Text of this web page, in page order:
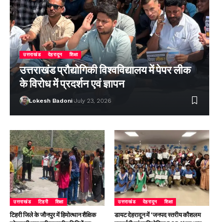
उत्तराखंड देहरादून शिक्षा
उत्तराखंड प्रौद्योगिकी विश्वविद्यालय में पेपर लीक
के विरोध में प्रदर्शन एवं ज्ञापन
Lokesh Badoni July 23, 2026
उत्तराखंड टिहरी शिक्षा
टिहरी जिले के जौनपुर में हिमोत्थान शैक्षिक
उत्तराखंड देहरादून शिक्षा
डायट देहरादून में ‘जनपद स्तरीय कौशलम